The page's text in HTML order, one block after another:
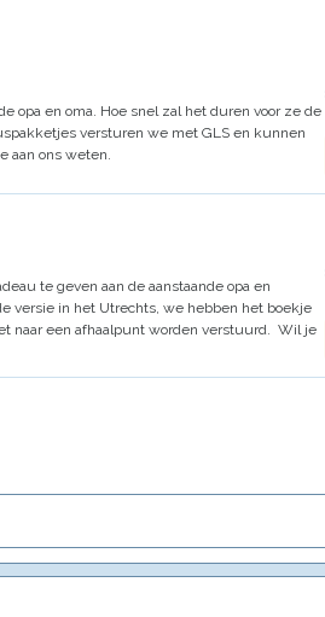
opa en oma. Hoe snel zal het duren voor ze de
versturen we met GLS en kunnen
aan ons weten.
te geven aan de aanstaande opa en
versie in het Utrechts, we hebben het boekje
naar een afhaalpunt worden verstuurd. Wil je